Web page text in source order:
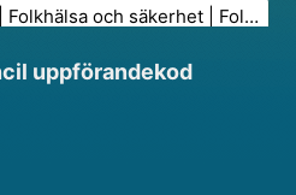
Folkhälsa och säkerhet Folkhälsa
uppförandekod